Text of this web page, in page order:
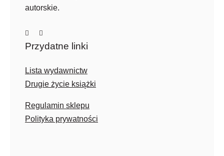
autorskie.
Przydatne linki
Lista wydawnictw
Drugie życie książki
Regulamin sklepu
Polityka prywatności